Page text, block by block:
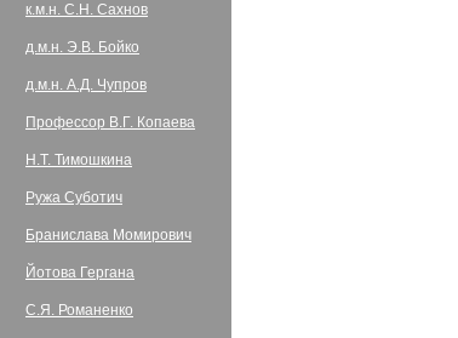
к.м.н. С.Н. Сахнов
д.м.н. Э.В. Бойко
д.м.н. А.Д. Чупров
Профессор В.Г. Копаева
Н.Т. Тимошкина
Ружа Суботич
Бранислава Момирович
Йотова Гергана
С.Я. Романенко